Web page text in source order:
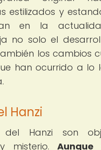
estilizados y
en la
no solo el
los cambios
han ocurrido a lo
Hanzi
del Hanzi son
y misterio.